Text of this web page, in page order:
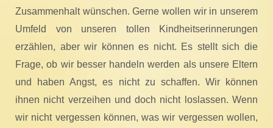
Zusammenhalt wünschen. Gerne wollen wir in unserem
Umfeld von unseren tollen Kindheitserinnerungen
erzählen, aber wir können es nicht. Es stellt sich die
Frage, ob wir besser handeln werden als unsere Eltern
und haben Angst, es nicht zu schaffen. Wir können
ihnen nicht verzeihen und doch nicht loslassen. Wenn
wir nicht vergessen können, was wir vergessen wollen,